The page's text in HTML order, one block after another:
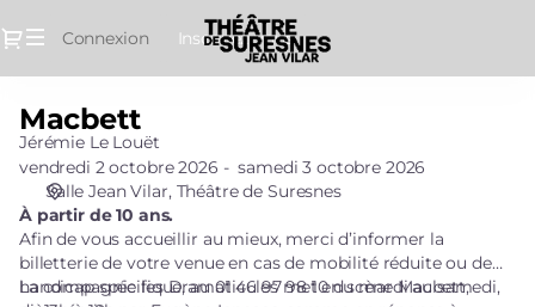
Dialogue
Connexion Inscrivez-vous
de
[Macbett]
Théâtre
Suresnes
Jean
Vilar
Macbett
Macbett
Jérémie Le Louët
vendredi 2 octobre 2026
samedi 3 octobre 2026
Salle Jean Vilar Théâtre de Suresnes
À partir de 10 ans.
Afin de vous accueillir au mieux, merci d’informer la
billetterie de votre venue en cas de mobilité réduite ou de
handicap spécifique, au 01 46 97 98 10 du mardi au samedi,
La compagnie les Dramaticules met en scène Macbett,